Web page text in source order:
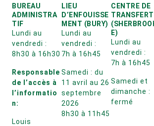
BUREAU
ADMINISTRA
TIF
Lundi au
vendredi :
8h30 à 16h30
Responsable
de l’accès à
l’informatio
n:
Louis
LIEU
D’ENFOUISSE
MENT (BURY)
Lundi au
vendredi :
7h à 16h45
Samedi : du
11 avril au 26
septembre
2026
8h30 à 11h45
CENTRE DE
TRANSFERT
E)
Lundi au
vendredi :
7h à 16h45
Samedi et
dimanche :
fermé